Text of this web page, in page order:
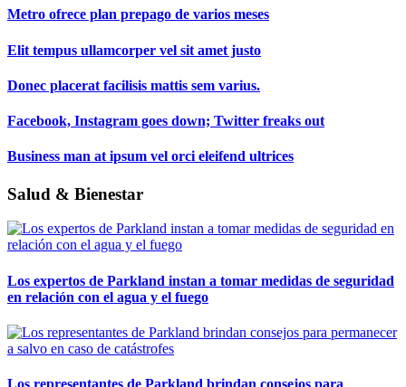
Metro ofrece plan prepago de varios meses
Elit tempus ullamcorper vel sit amet justo
Donec placerat facilisis mattis sem varius.
Facebook, Instagram goes down; Twitter freaks out
Business man at ipsum vel orci eleifend ultrices
Salud & Bienestar
Los expertos de Parkland instan a tomar medidas de seguridad
en relación con el agua y el fuego